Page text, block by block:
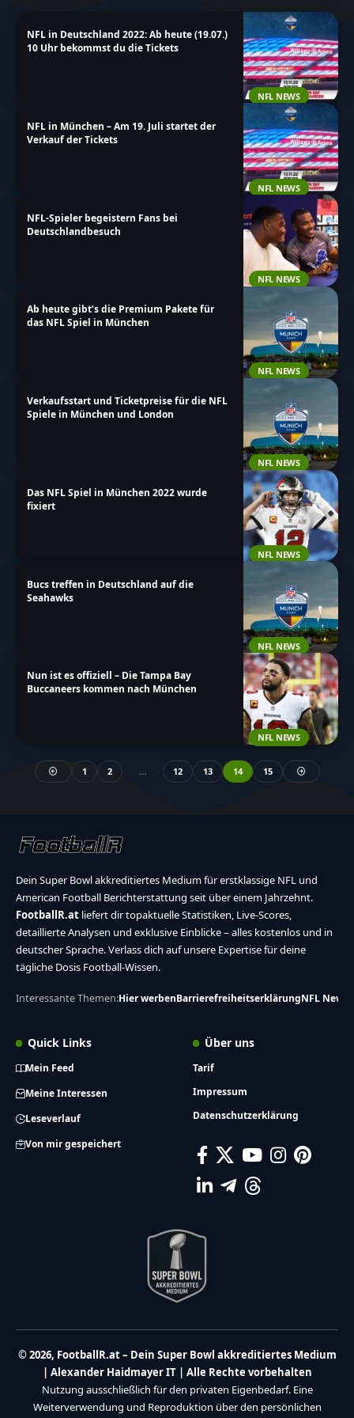
unsere Inhalte und bleibe immer auf dem neuesten
Stand der NFL-Geschehnisse in Deutschland!
NFL NEWS
NFL in Deutschland 2022: Ab heute (19.07.)
10 Uhr bekommst du die Tickets
NFL NEWS
NFL in München – Am 19. Juli startet der
Verkauf der Tickets
NFL NEWS
NFL-Spieler begeistern Fans bei
Deutschlandbesuch
NFL NEWS
Ab heute gibt’s die Premium Pakete für
das NFL Spiel in München
NFL NEWS
Verkaufsstart und Ticketpreise für die NFL
Spiele in München und London
NFL NEWS
Das NFL Spiel in München 2022 wurde
fixiert
NFL NEWS
Bucs treffen in Deutschland auf die
Seahawks
NFL NEWS
Nun ist es offiziell – Die Tampa Bay
Buccaneers kommen nach München
1 2 … 12 13 14 15
Dein Super Bowl akkreditiertes Medium für erstklassige NFL und
American Football Berichterstattung seit über einem Jahrzehnt.
FootballR.at liefert dir topaktuelle Statistiken, Live-Scores,
detaillierte Analysen und exklusive Einblicke – alles kostenlos und in
deutscher Sprache. Verlass dich auf unsere Expertise für deine
tägliche Dosis Football-Wissen.
Interessante Themen:Hier werbenBarrierefreiheitserklärungNFL News
Quick Links
Mein Feed
Meine Interessen
Leseverlauf
Von mir gespeichert
Über uns
Tarif
Impressum
Datenschutzerklärung
© 2026, FootballR.at – Dein Super Bowl akkreditiertes Medium
| Alexander Haidmayer IT | Alle Rechte vorbehalten
Nutzung ausschließlich für den privaten Eigenbedarf. Eine
Weiterverwendung und Reproduktion über den persönlichen